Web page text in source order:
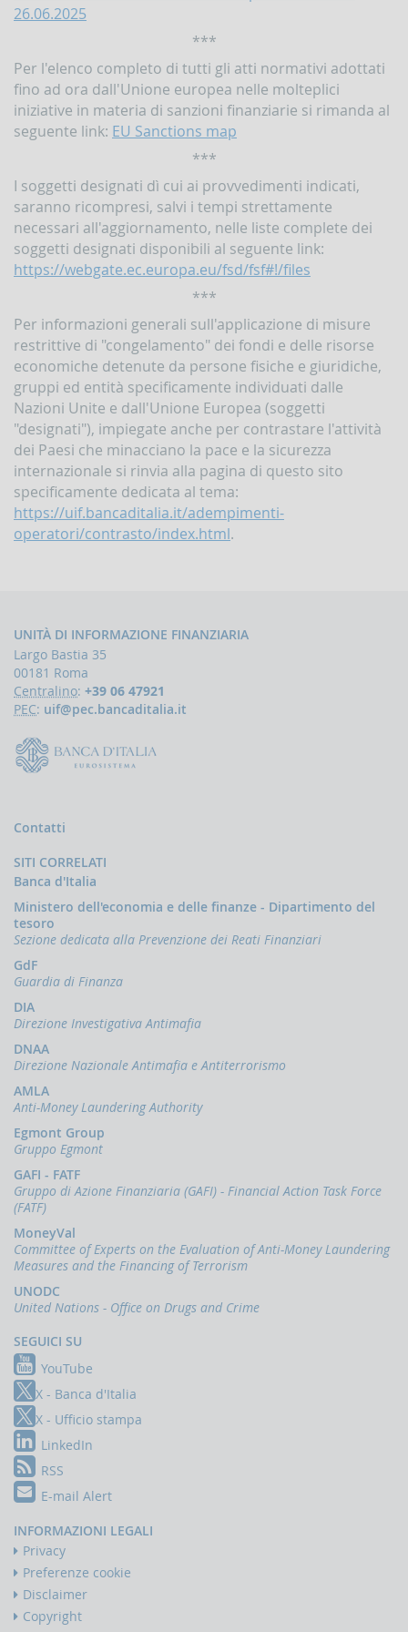
Contrasto
Paesi
che
minacciano
la
pace
sicurezza
internazionale
Indicatori,
schemi
comunicazioni
profili
anomalia
Criteri
per
la
gestione
delle
comunicazioni
rivolte
alla
UIF
sospette
(SOS)
Sospensione
operazioni
sospette
Segnalazioni
AntiRiciclaggio
Aggregate
Comunicazioni
oggettive
Dichiarazioni
operazioni
in
oro
(ORO)
Comunicazioni
sanzioni
finanziarie
Russia
Bielorussia
(DEPRU,
TRU,
RUS,
CBR)
Accesso
portale
Infostat-
UIF
tutorial
Rapporto
annuale
Quaderni
dell'antiriciclaggio
Newsletter
Interventi
del
Direttore
Interventi
della
Banca
26.06.2025
***
Per l'elenco completo di tutti gli atti normativi adottati
fino ad ora dall'Unione europea nelle molteplici
iniziative in materia di sanzioni finanziarie si rimanda al
seguente link: EU Sanctions map
***
I soggetti designati dì cui ai provvedimenti indicati,
saranno ricompresi, salvi i tempi strettamente
necessari all'aggiornamento, nelle liste complete dei
soggetti designati disponibili al seguente link:
https://webgate.ec.europa.eu/fsd/fsf#!/files
***
Per informazioni generali sull'applicazione di misure
restrittive di "congelamento" dei fondi e delle risorse
economiche detenute da persone fisiche e giuridiche,
gruppi ed entità specificamente individuati dalle
Nazioni Unite e dall'Unione Europea (soggetti
"designati"), impiegate anche per contrastare l'attività
dei Paesi che minacciano la pace e la sicurezza
internazionale si rinvia alla pagina di questo sito
specificamente dedicata al tema:
https://uif.bancaditalia.it/adempimenti-
operatori/contrasto/index.html.
UNITÀ DI INFORMAZIONE FINANZIARIA
Largo Bastia 35
00181 Roma
Centralino: +39 06 47921
PEC: uif@pec.bancaditalia.it
Contatti
SITI CORRELATI
Banca d'Italia
Ministero dell'economia e delle finanze - Dipartimento del
tesoro
Sezione dedicata alla Prevenzione dei Reati Finanziari
GdF
Guardia di Finanza
DIA
Direzione Investigativa Antimafia
DNAA
Direzione Nazionale Antimafia e Antiterrorismo
AMLA
Anti-Money Laundering Authority
Egmont Group
Gruppo Egmont
GAFI - FATF
Gruppo di Azione Finanziaria (GAFI) - Financial Action Task Force
(FATF)
MoneyVal
Committee of Experts on the Evaluation of Anti-Money Laundering
Measures and the Financing of Terrorism
UNODC
United Nations - Office on Drugs and Crime
SEGUICI SU
YouTube
X - Banca d'Italia
X - Ufficio stampa
LinkedIn
RSS
E-mail Alert
INFORMAZIONI LEGALI
Privacy
Preferenze cookie
Disclaimer
Copyright